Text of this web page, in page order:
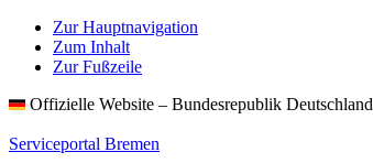
Zur Hauptnavigation
Zum Inhalt
Zur Fußzeile
Offizielle Website – Bundesrepublik Deutschland
Serviceportal Bremen